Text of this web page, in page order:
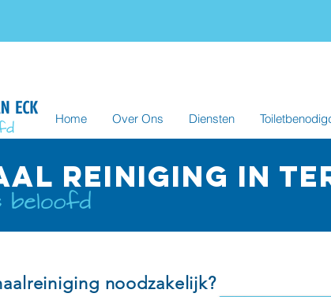
Home Over Ons Diensten
reiniging in
noodzakelijk?